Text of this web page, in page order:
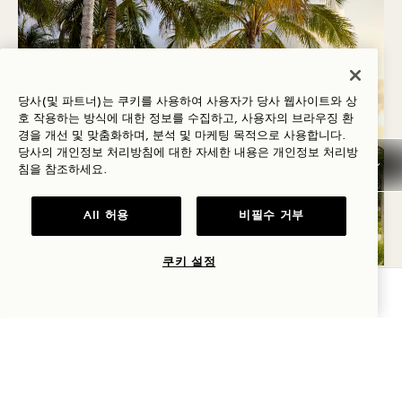
당사(및 파트너)는 쿠키를 사용하여 사용자가 당사 웹사이트와 상
호 작용하는 방식에 대한 정보를 수집하고, 사용자의 브라우징 환
경을 개선 및 맞춤화하며, 분석 및 마케팅 목적으로 사용합니다.
당사의 개인정보 처리방침에 대한 자세한 내용은 개인정보 처리방
침을 참조하세요.
All 허용 비필수 거부
쿠키 설정